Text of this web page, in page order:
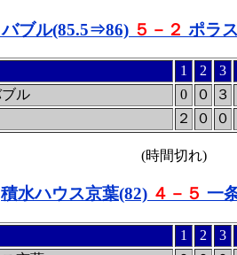
ブル(85.5⇒86) ５－２ ポラ
1 2 3
ル
0 ０ ３
２ ０ ０
(時間切れ)
積水ハウス京葉(82) ４－５ 一
1 2 3